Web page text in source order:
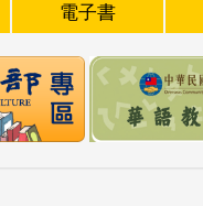
電子書